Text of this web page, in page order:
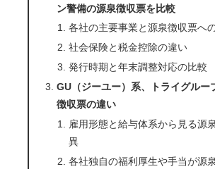
ン警備の源泉徴収票を比較
各社の主要事業と源泉徴収票へ
社会保険と税金控除の違い
発行時期と年末調整対応の比較
GU（ジーユー）系、トライグルー
徴収票の違い
雇用形態と給与体系から見る源
異
各社独自の福利厚生や手当が源